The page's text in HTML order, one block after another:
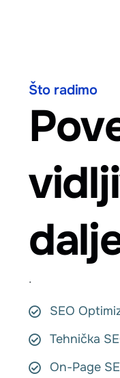
Što radimo
.
SEO
Tehnička
On-Page